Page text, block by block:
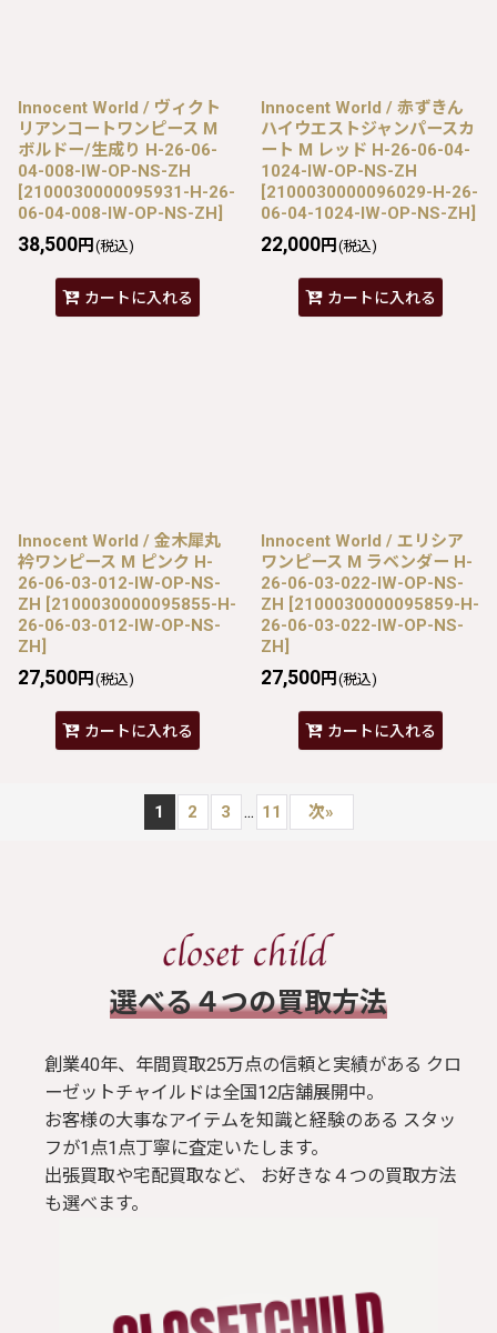
Innocent World / ヴィクト
リアンコートワンピース M
ボルドー/生成り H-26-06-
04-008-IW-OP-NS-ZH
[2100030000095931-H-26-
06-04-008-IW-OP-NS-ZH]
38,500円 (税込)
カートに入れる
Innocent World / 赤ずきん
ハイウエストジャンパースカ
ート M レッド H-26-06-04-
1024-IW-OP-NS-ZH
[2100030000096029-H-26-
06-04-1024-IW-OP-NS-ZH]
22,000円 (税込)
カートに入れる
Innocent World / 金木犀丸
衿ワンピース M ピンク H-
26-06-03-012-IW-OP-NS-
ZH [2100030000095855-H-
26-06-03-012-IW-OP-NS-
ZH]
27,500円 (税込)
カートに入れる
Innocent World / エリシア
ワンピース M ラベンダー H-
26-06-03-022-IW-OP-NS-
ZH [2100030000095859-H-
26-06-03-022-IW-OP-NS-
ZH]
27,500円 (税込)
カートに入れる
1 2 3 ... 11 次»
​選べる４つの買取方法
創業40年、年間買取25万点の信頼と実績がある クロ
ーゼットチャイルドは全国12店舗展開中。
お客様の大事なアイテムを知識と経験のある スタッ
フが1点1点丁寧に査定いたします。
出張買取や宅配買取など、 お好きな４つの買取方法
も選べます。